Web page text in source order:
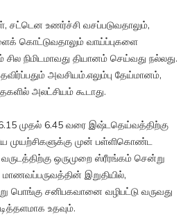
உணர்ச்சி வசப்படுவதாலும்,
கொட்டுவதாலும் வாய்ப்புகளை
நிமிடமாவது தியானம் செய்வது நல்லது.
அவசியம்.எலும்பு தேய்மானம்,
அலட்சியம் கூடாது.
முதல் 6.45 வரை இஷ்டதெய்வத்திற்கு
முயற்சிகளுக்கு முன் பள்ளிகொண்ட
வருடத்திற்கு ஒருமுறை ஸ்ரீரங்கம் சென்று
இறுதியில்,
பொங்கு சனிபகவானை வழிபட்டு வருவது
உதவும்.